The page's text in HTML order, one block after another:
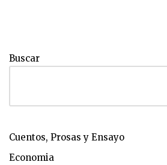
Buscar
Cuentos, Prosas y Ensayo
Economia